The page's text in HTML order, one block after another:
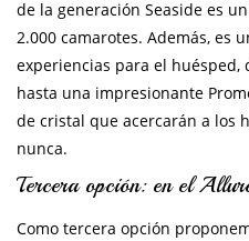
de la generación Seaside es
2.000 camarotes. Además, es
experiencias para el huésped,
hasta una impresionante
de cristal que acercarán a los
nunca.
Tercera opción: en el
Como tercera opción